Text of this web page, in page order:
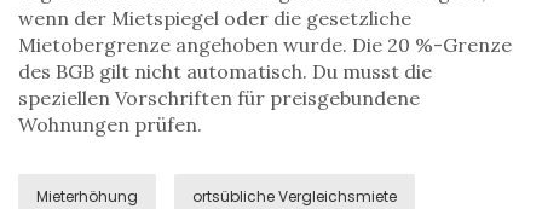
wenn der Mietspiegel oder die gesetzliche
Mietobergrenze angehoben wurde. Die 20 %-Grenze
des BGB gilt nicht automatisch. Du musst die
speziellen Vorschriften für preisgebundene
Wohnungen prüfen.
Mieterhöhung ortsübliche Vergleichsmiete